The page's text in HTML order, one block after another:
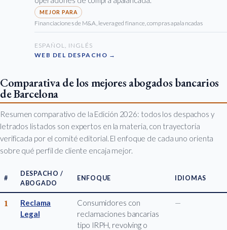
Financiaciones de M&A, leveraged finance, compras apalancadas
ESPAÑOL, INGLÉS
WEB DEL DESPACHO →
Comparativa de los mejores abogados bancarios
de Barcelona
Resumen comparativo de la Edición 2026: todos los despachos y
letrados listados son expertos en la materia, con trayectoria
verificada por el comité editorial. El enfoque de cada uno orienta
sobre qué perfil de cliente encaja mejor.
#
DESPACHO /
ABOGADO
ENFOQUE IDIOMAS
1
Reclama
Legal
Consumidores con
reclamaciones bancarias
tipo IRPH, revolving o
—